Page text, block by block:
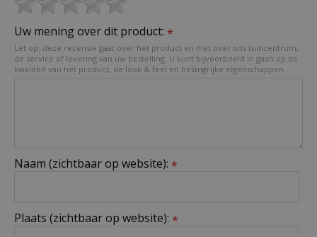
Uw mening over dit product: *
Let op: deze recensie gaat over het product en niet over ons tuincentrum,
de service of levering van uw bestelling. U kunt bijvoorbeeld in gaan op de
kwaliteit van het product, de look & feel en belangrijke eigenschappen.
Naam (zichtbaar op website): *
Plaats (zichtbaar op website): *